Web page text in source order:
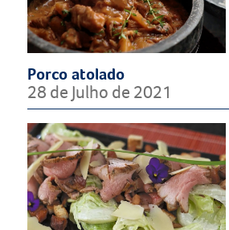
Porco atolado
28 de Julho de 2021